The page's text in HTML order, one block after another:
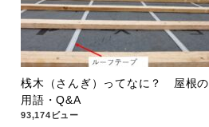
桟木（さんぎ）ってなに？ 屋根の
用語・Q&A
93,174ビュー